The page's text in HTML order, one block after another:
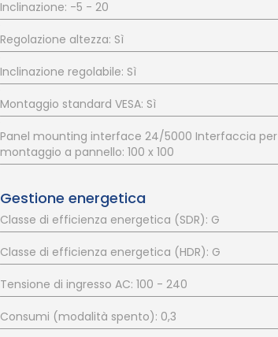
Inclinazione: -5 - 20
Regolazione altezza: Sì
Inclinazione regolabile: Sì
Montaggio standard VESA: Sì
Panel mounting interface 24/5000 Interfaccia per
montaggio a pannello: 100 x 100
Gestione energetica
Classe di efficienza energetica (SDR): G
Classe di efficienza energetica (HDR): G
Tensione di ingresso AC: 100 - 240
Consumi (modalità spento): 0,3